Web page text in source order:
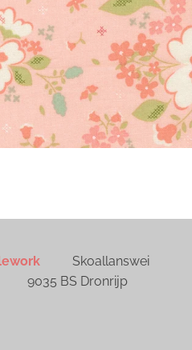
Skoallanswei
Dronrijp